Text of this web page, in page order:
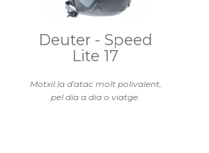
Motxil.la d'atac molt polivalent,
pel dia a dia o viatge.
Deuter - Speed
Lite 17